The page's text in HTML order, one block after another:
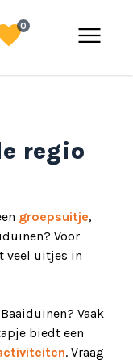
menu
0
regio
groepsuitje,
Voor
veel uitjes in
Vaak
biedt een
. Vraag